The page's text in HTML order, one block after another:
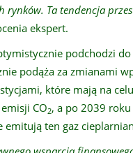
rynków. Ta tendencja
ekspert.
podchodzi
podąża za zmianami
które mają na
CO2, a po 2039
emitują ten gaz